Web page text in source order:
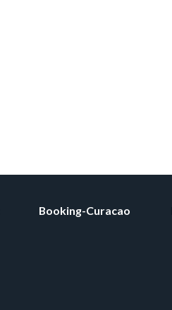
Booking-Curacao